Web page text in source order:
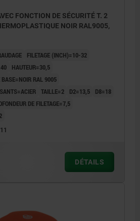
FONCTION DE SÉCURITÉ T. 2
NOIR RAL9005,
FILETAGE (INCH)=10-32
HAUTEUR=30,5
BASE=NOIR RAL 9005
TAILLE=2 D2=13,5
D8=18
DE FILETAGE=7,5
DÉTAILS